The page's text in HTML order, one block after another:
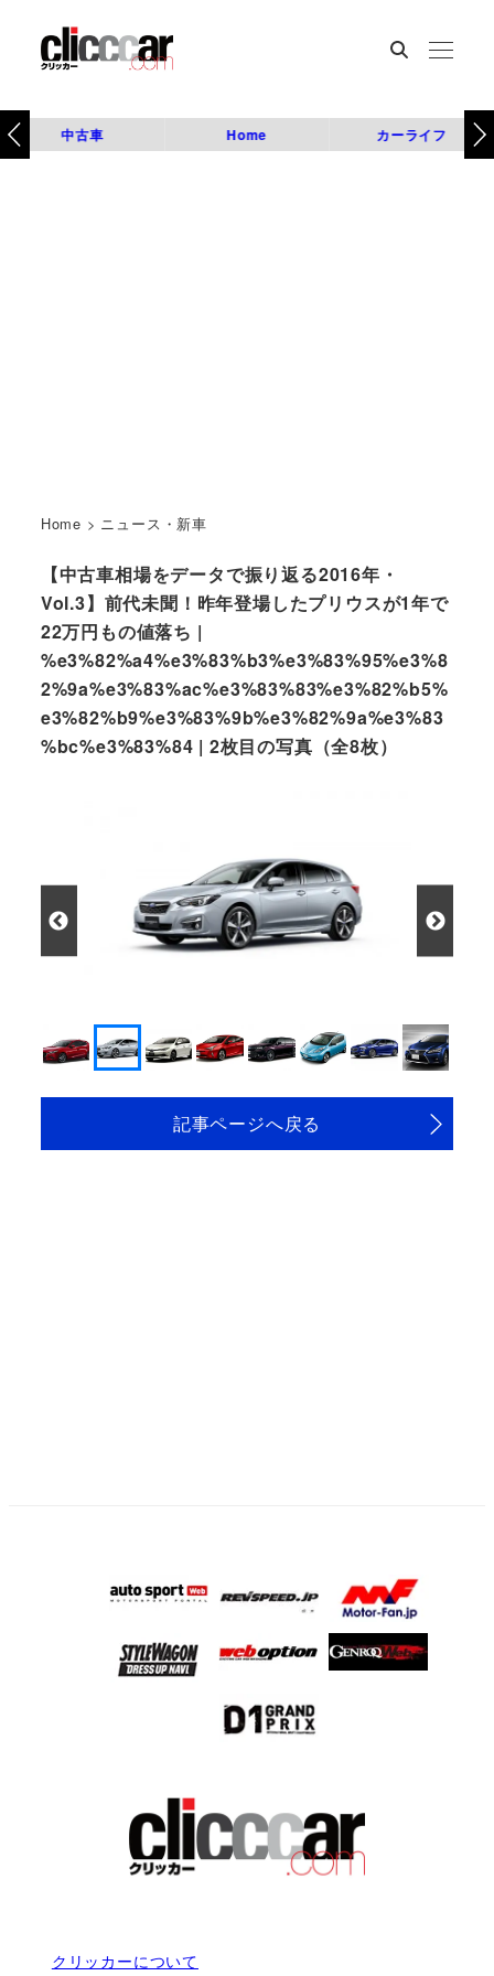
中古車 Home カーライフ
Home > ニュース・新車
【中古車相場をデータで振り返る2016年・
Vol.3】前代未聞！昨年登場したプリウスが1年で
22万円もの値落ち |
%e3%82%a4%e3%83%b3%e3%83%95%e3%8
2%9a%e3%83%ac%e3%83%83%e3%82%b5%
e3%82%b9%e3%83%9b%e3%82%9a%e3%83
%bc%e3%83%84 | 2枚目の写真（全8枚）
記事ページへ戻る
クリッカーについて